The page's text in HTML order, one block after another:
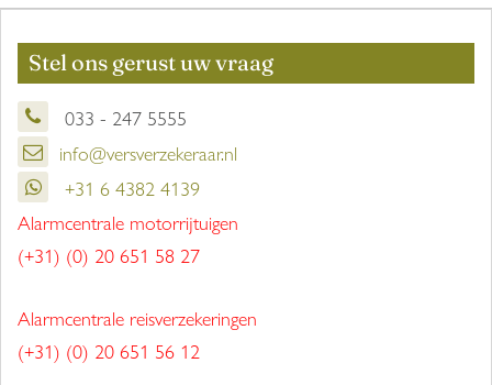
Stel ons gerust uw vraag
033 - 247 5555
info@versverzekeraar.nl
+31 6 4382 4139
Alarmcentrale motorrijtuigen
(+31) (0) 20 651 58 27
Alarmcentrale reisverzekeringen
(+31) (0) 20 651 56 12